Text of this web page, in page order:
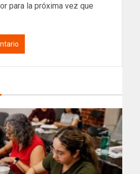
para la próxima vez que